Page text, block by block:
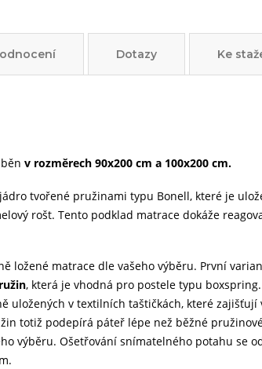
Dotazy Ke
v rozměrech 90x200 cm a 100x200 cm.
tvořené pružinami typu Bonell, které je
rošt. Tento podklad matrace dokáže
ložené matrace dle vašeho výběru. První
, která je vhodná pro postele typu
uložených v textilních taštičkách, které
totiž podepírá páteř lépe než běžné
výběru. Ošetřování snímatelného potahu se